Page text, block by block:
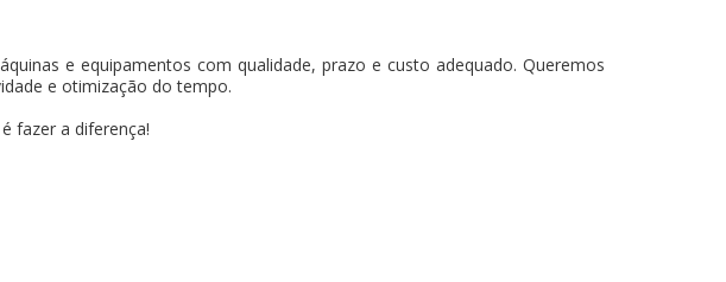
e equipamentos com qualidade, prazo e custo adequado. Queremos
e otimização do tempo.
fazer a diferença!